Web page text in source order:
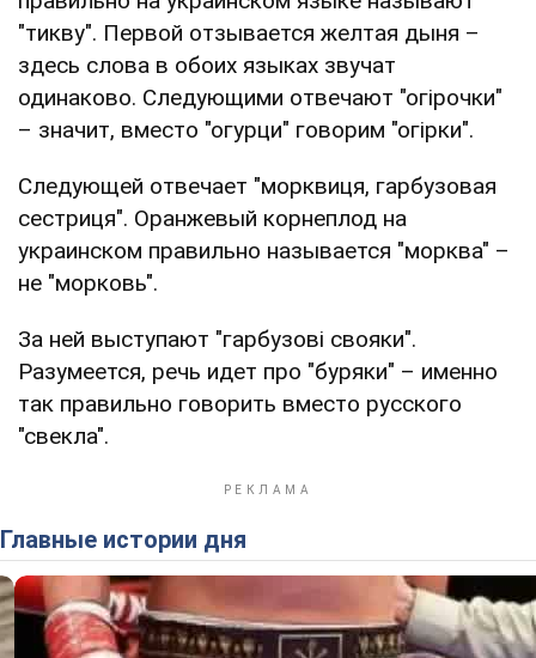
"тикву". Первой отзывается желтая дыня –
здесь слова в обоих языках звучат
одинаково. Следующими отвечают "огірочки"
– значит, вместо "огурци" говорим "огірки".
Следующей отвечает "морквиця, гарбузовая
сестриця". Оранжевый корнеплод на
украинском правильно называется "морква" –
не "морковь".
За ней выступают "гарбузові свояки".
Разумеется, речь идет про "буряки" – именно
так правильно говорить вместо русского
"свекла".
Главные истории дня